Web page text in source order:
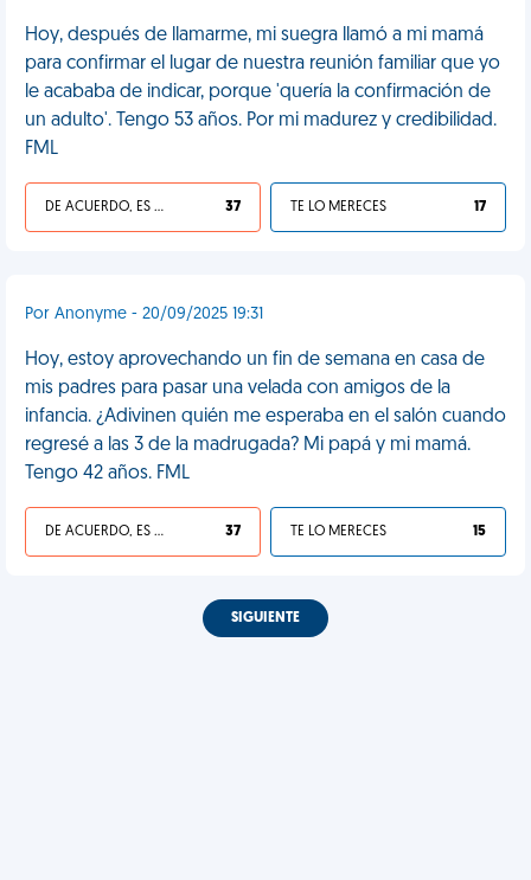
Hoy, después de llamarme, mi suegra llamó a mi mamá
para confirmar el lugar de nuestra reunión familiar que yo
le acababa de indicar, porque 'quería la confirmación de
un adulto'. Tengo 53 años. Por mi madurez y credibilidad.
FML
DE ACUERDO, ES UNA VIDA HP 37 TE LO MERECES 17
Por Anonyme - 20/09/2025 19:31
Hoy, estoy aprovechando un fin de semana en casa de
mis padres para pasar una velada con amigos de la
infancia. ¿Adivinen quién me esperaba en el salón cuando
regresé a las 3 de la madrugada? Mi papá y mi mamá.
Tengo 42 años. FML
DE ACUERDO, ES UNA VIDA HP 37 TE LO MERECES 15
SIGUIENTE